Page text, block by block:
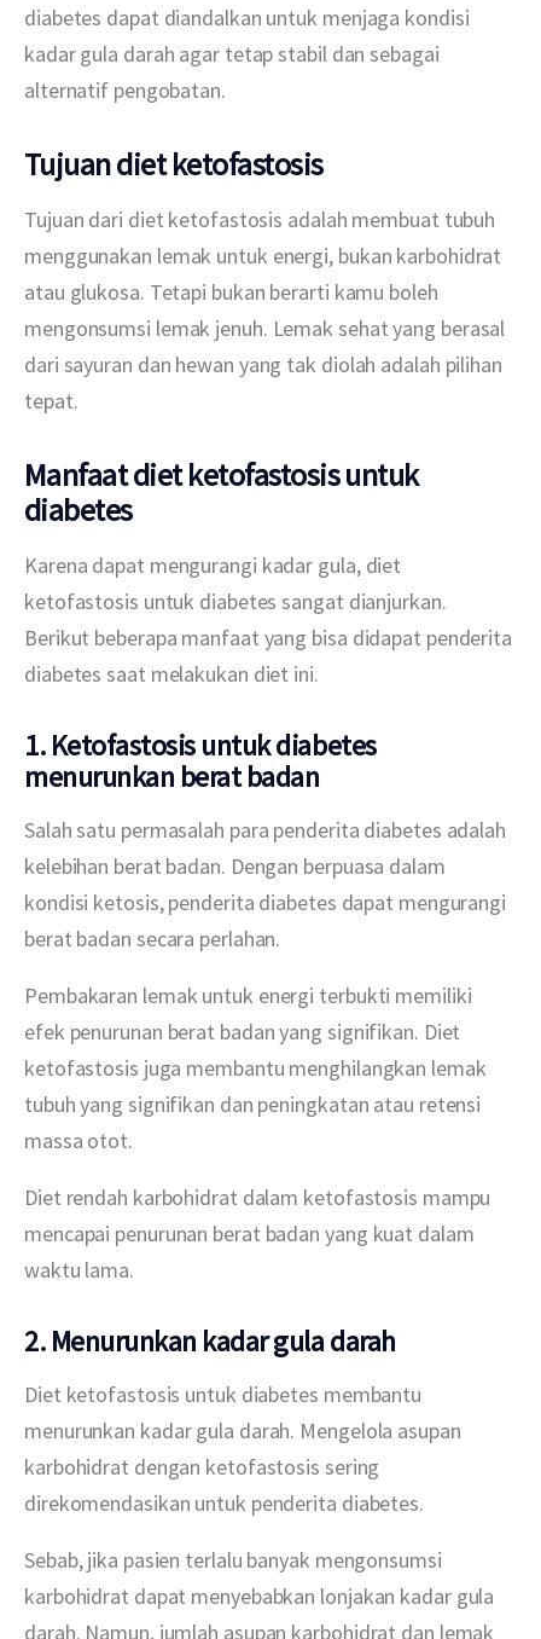
diabetes dapat diandalkan untuk menjaga kondisi
kadar gula darah agar tetap stabil dan sebagai
alternatif pengobatan.
Tujuan diet ketofastosis
Tujuan dari diet ketofastosis adalah membuat tubuh
menggunakan lemak untuk energi, bukan karbohidrat
atau glukosa. Tetapi bukan berarti kamu boleh
mengonsumsi lemak jenuh. Lemak sehat yang berasal
dari sayuran dan hewan yang tak diolah adalah pilihan
tepat.
Manfaat diet ketofastosis untuk
diabetes
Karena dapat mengurangi kadar gula, diet
ketofastosis untuk diabetes sangat dianjurkan.
Berikut beberapa manfaat yang bisa didapat penderita
diabetes saat melakukan diet ini.
1. Ketofastosis untuk diabetes
menurunkan berat badan
Salah satu permasalah para penderita diabetes adalah
kelebihan berat badan. Dengan berpuasa dalam
kondisi ketosis, penderita diabetes dapat mengurangi
berat badan secara perlahan.
Pembakaran lemak untuk energi terbukti memiliki
efek penurunan berat badan yang signifikan. Diet
ketofastosis juga membantu menghilangkan lemak
tubuh yang signifikan dan peningkatan atau retensi
massa otot.
Diet rendah karbohidrat dalam ketofastosis mampu
mencapai penurunan berat badan yang kuat dalam
waktu lama.
2. Menurunkan kadar gula darah
Diet ketofastosis untuk diabetes membantu
menurunkan kadar gula darah. Mengelola asupan
karbohidrat dengan ketofastosis sering
direkomendasikan untuk penderita diabetes.
Sebab, jika pasien terlalu banyak mengonsumsi
karbohidrat dapat menyebabkan lonjakan kadar gula
darah. Namun, jumlah asupan karbohidrat dan lemak